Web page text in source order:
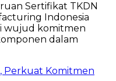
Perkuat Komitmen